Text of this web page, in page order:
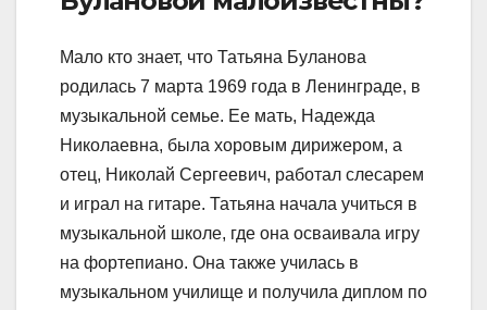
Мало кто знает, что Татьяна Буланова
родилась 7 марта 1969 года в Ленинграде, в
музыкальной семье. Ее мать, Надежда
Николаевна, была хоровым дирижером, а
отец, Николай Сергеевич, работал слесарем
и играл на гитаре. Татьяна начала учиться в
музыкальной школе, где она осваивала игру
на фортепиано. Она также училась в
музыкальном училище и получила диплом по